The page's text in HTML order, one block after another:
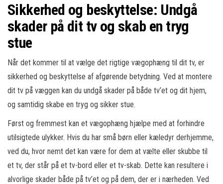
Sikkerhed og beskyttelse: Undgå
skader på dit tv og skab en tryg
stue
Når det kommer til at vælge det rigtige vægophæng til dit tv, er
sikkerhed og beskyttelse af afgørende betydning. Ved at montere
dit tv på væggen kan du undgå skader på både tv’et og dit hjem,
og samtidig skabe en tryg og sikker stue.
Først og fremmest kan et vægophæng hjælpe med at forhindre
utilsigtede ulykker. Hvis du har små børn eller kæledyr derhjemme,
ved du, hvor nemt det kan være for dem at vælte eller skubbe til
et tv, der står på et tv-bord eller et tv-skab. Dette kan resultere i
alvorlige skader både på tv’et og på dem, der er i nærheden. Ved